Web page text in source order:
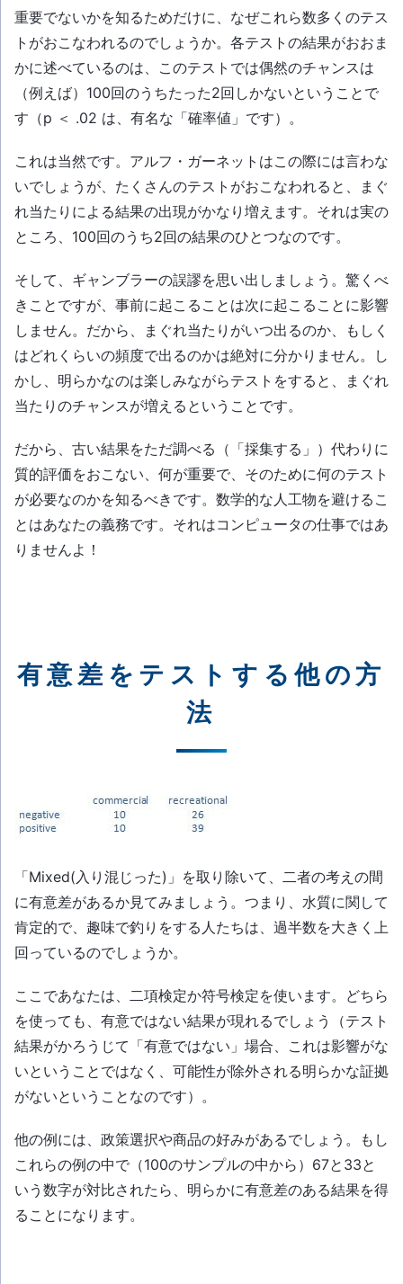
重要でないかを知るためだけに、なぜこれら数多くのテス
トがおこなわれるのでしょうか。各テストの結果がおおま
かに述べているのは、このテストでは偶然のチャンスは
（例えば）100回のうちたった2回しかないということで
す（p ＜ .02 は、有名な「確率値」です）。
これは当然です。アルフ・ガーネットはこの際には言わな
いでしょうが、たくさんのテストがおこなわれると、まぐ
れ当たりによる結果の出現がかなり増えます。それは実の
ところ、100回のうち2回の結果のひとつなのです。
そして、ギャンブラーの誤謬を思い出しましょう。驚くべ
きことですが、事前に起こることは次に起こることに影響
しません。だから、まぐれ当たりがいつ出るのか、もしく
はどれくらいの頻度で出るのかは絶対に分かりません。し
かし、明らかなのは楽しみながらテストをすると、まぐれ
当たりのチャンスが増えるということです。
だから、古い結果をただ調べる（「採集する」）代わりに
質的評価をおこない、何が重要で、そのために何のテスト
が必要なのかを知るべきです。数学的な人工物を避けるこ
とはあなたの義務です。それはコンピュータの仕事ではあ
りませんよ！
有意差をテストする他の方
法
「Mixed(入り混じった)」を取り除いて、二者の考えの間
に有意差があるか見てみましょう。つまり、水質に関して
肯定的で、趣味で釣りをする人たちは、過半数を大きく上
回っているのでしょうか。
ここであなたは、二項検定か符号検定を使います。どちら
を使っても、有意ではない結果が現れるでしょう（テスト
結果がかろうじて「有意ではない」場合、これは影響がな
いということではなく、可能性が除外される明らかな証拠
がないということなのです）。
他の例には、政策選択や商品の好みがあるでしょう。もし
これらの例の中で（100のサンプルの中から）67と33と
いう数字が対比されたら、明らかに有意差のある結果を得
ることになります。